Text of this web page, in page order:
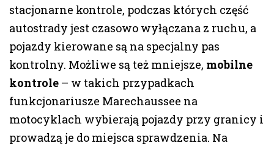
stacjonarne kontrole, podczas których część
autostrady jest czasowo wyłączana z ruchu, a
pojazdy kierowane są na specjalny pas
kontrolny. Możliwe są też mniejsze, mobilne
kontrole – w takich przypadkach
funkcjonariusze Marechaussee na
motocyklach wybierają pojazdy przy granicy i
prowadzą je do miejsca sprawdzenia. Na